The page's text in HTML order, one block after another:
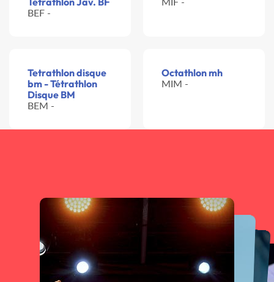
BEF -
Tetrathlon disque
bm - Tétrathlon
Disque BM
BEM -
Octathlon mh
MIM -